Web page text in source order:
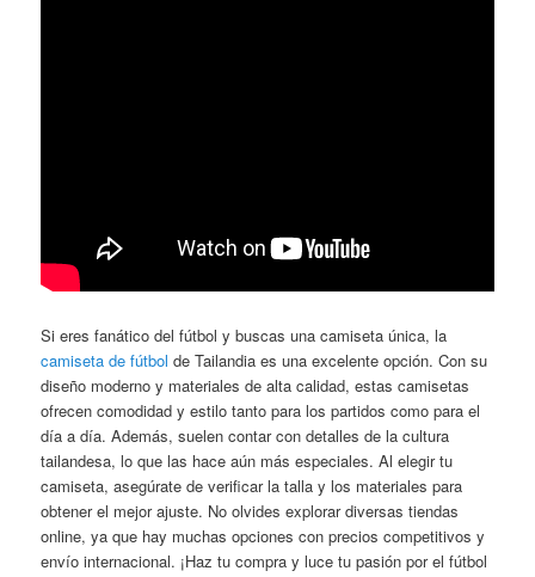
Si eres fanático del fútbol y buscas una camiseta única, la
camiseta de fútbol de Tailandia es una excelente opción. Con su
diseño moderno y materiales de alta calidad, estas camisetas
ofrecen comodidad y estilo tanto para los partidos como para el
día a día. Además, suelen contar con detalles de la cultura
tailandesa, lo que las hace aún más especiales. Al elegir tu
camiseta, asegúrate de verificar la talla y los materiales para
obtener el mejor ajuste. No olvides explorar diversas tiendas
online, ya que hay muchas opciones con precios competitivos y
envío internacional. ¡Haz tu compra y luce tu pasión por el fútbol